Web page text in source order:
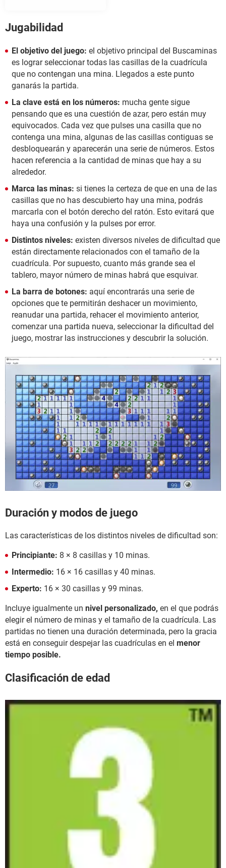
Jugabilidad
El objetivo del juego: el objetivo principal del Buscaminas
es lograr seleccionar todas las casillas de la cuadrícula
que no contengan una mina. Llegados a este punto
ganarás la partida.
La clave está en los números: mucha gente sigue
pensando que es una cuestión de azar, pero están muy
equivocados. Cada vez que pulses una casilla que no
contenga una mina, algunas de las casillas contiguas se
desbloquearán y aparecerán una serie de números. Estos
hacen referencia a la cantidad de minas que hay a su
alrededor.
Marca las minas: si tienes la certeza de que en una de las
casillas que no has descubierto hay una mina, podrás
marcarla con el botón derecho del ratón. Esto evitará que
haya una confusión y la pulses por error.
Distintos niveles: existen diversos niveles de dificultad que
están directamente relacionados con el tamaño de la
cuadrícula. Por supuesto, cuanto más grande sea el
tablero, mayor número de minas habrá que esquivar.
La barra de botones: aquí encontrarás una serie de
opciones que te permitirán deshacer un movimiento,
reanudar una partida, rehacer el movimiento anterior,
comenzar una partida nueva, seleccionar la dificultad del
juego, mostrar las instrucciones y descubrir la solución.
Duración y modos de juego
Las características de los distintos niveles de dificultad son:
Principiante: 8 × 8 casillas y 10 minas.
Intermedio: 16 × 16 casillas y 40 minas.
Experto: 16 × 30 casillas y 99 minas.
Incluye igualmente un nivel personalizado, en el que podrás
elegir el número de minas y el tamaño de la cuadrícula. Las
partidas no tienen una duración determinada, pero la gracia
está en conseguir despejar las cuadrículas en el menor
tiempo posible.
Clasificación de edad